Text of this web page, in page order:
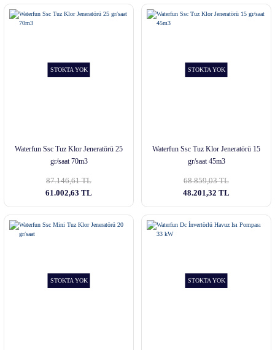
STOKTA YOK
Waterfun Ssc Tuz Klor Jeneratörü 25
gr/saat 70m3
87.146,61 TL
61.002,63 TL
STOKTA YOK
Waterfun Ssc Tuz Klor Jeneratörü 15
gr/saat 45m3
68.859,03 TL
48.201,32 TL
STOKTA YOK STOKTA YOK